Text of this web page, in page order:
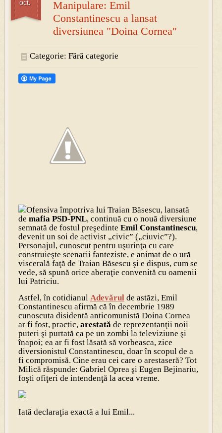
Manipulare: Emil
Constantinescu a lansat
diversiunea "Doina Cornea"
oct.
Categorie: Fără categorie
Ofensiva împotriva lui Traian Băsescu, lansată
de mafia PSD-PNL, continuă cu o nouă diversiune
semnată de fostul preşedinte Emil Constantinescu,
devenit un soi de activist „civic” („ciuvic”?).
Personajul, cunoscut pentru uşurinţa cu care
construieşte scenarii fanteziste, e animat de o ură
viscerală faţă de Traian Băsescu şi e dispus, cum se
vede, să spună orice aberaţie convenită cu oamenii
lui Patriciu.
Astfel, în cotidianul Adevărulde astăzi, Emil
Constantinescu afirmă că în decembrie 1989
cunoscuta disidentă anticomunistă Doina Cornea
ar fi fost, practic, arestatăde reprezentanţii noii
puteri şi purtată ca pe un zombi la televiziune şi
înapoi; ea ar fi fost lăsată să vorbeasca, zice
diversionistul Constantinescu, doar în scopul de a
fi compromisă. Cine erau cei care o arestaseră? Tot
Milică răspunde: Gabriel Oprea şi Eugen Bejinariu,
foşti ofiţeri de intendenţă la acea vreme.
Iată declaraţia exactă a lui Emil...